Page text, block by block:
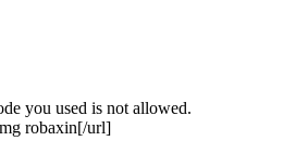
you used is not allowed.
robaxin[/url]